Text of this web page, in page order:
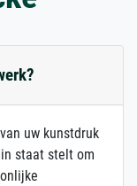
uw kunstdruk
staat stelt om